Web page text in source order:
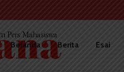
Beranda Berita Esai